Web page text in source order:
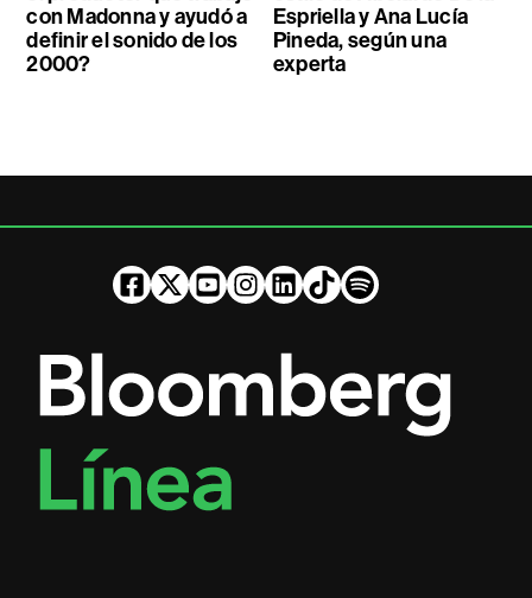
con Madonna y ayudó a
definir el sonido de los
2000?
Espriella y Ana Lucía
Pineda, según una
experta